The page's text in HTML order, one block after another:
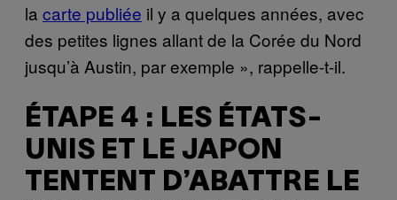
la carte publiée il y a quelques années, avec
des petites lignes allant de la Corée du Nord
jusqu’à Austin, par exemple », rappelle-t-il.
ÉTAPE 4 : LES ÉTATS-
UNIS ET LE JAPON
TENTENT D’ABATTRE LE